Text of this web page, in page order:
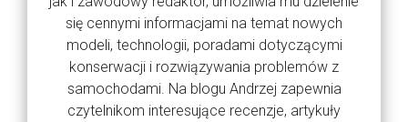
się cennymi informacjami na temat nowych
modeli, technologii, poradami dotyczącymi
konserwacji i rozwiązywania problemów z
samochodami. Na blogu Andrzej zapewnia
czytelnikom interesujące recenzje, artykuły